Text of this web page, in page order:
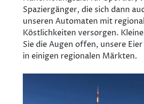
Spaziergänger, die sich dann
unseren Automaten mit
Köstlichkeiten versorgen.
Sie die Augen offen, unsere
in einigen regionalen Märkten.